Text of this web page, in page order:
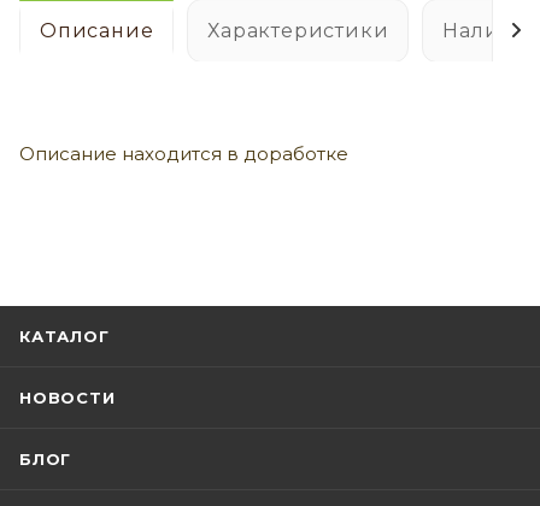
Описание Характеристики
Описание находится в доработке
КАТАЛОГ
НОВОСТИ
БЛОГ